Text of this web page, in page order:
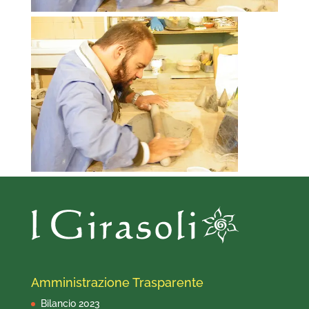
Amministrazione Trasparente
Bilancio 2023